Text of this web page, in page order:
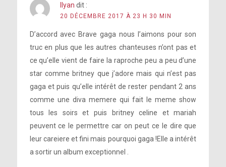
Ilyan dit :
20 DÉCEMBRE 2017 À 23 H 30 MIN
D’accord avec Brave gaga nous l’aimons pour son
truc en plus que les autres chanteuses n’ont pas et
ce qu’elle vient de faire la raproche peu a peu d’une
star comme britney que j’adore mais qui n’est pas
gaga et puis qu’elle intérêt de rester pendant 2 ans
comme une diva memere qui fait le meme show
tous les soirs et puis britney celine et mariah
peuvent ce le permettre car on peut ce le dire que
leur careiere et fini mais pourquoi gaga !Elle a intérêt
a sortir un album exceptionnel .